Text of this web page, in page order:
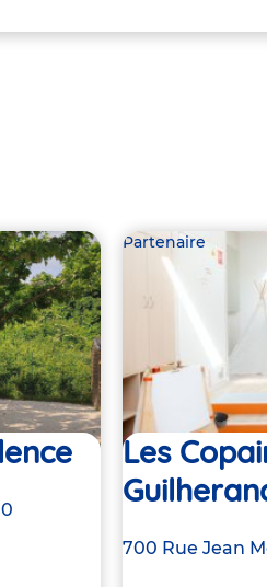
Partenaire
Les
Adresse
700 Rue Jean